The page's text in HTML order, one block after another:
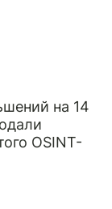
на 14
OSINT-